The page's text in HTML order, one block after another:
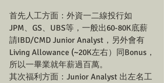
首先人工方面：外資一二線投行如
JPM、GS、UBS等，一般出60-80K底薪
請IBD/CMD Junior Analyst，另外會有
Living Allowance (~20K左右）同Bonus，
所以一畢業就年薪過百萬。
其次福利方面：Junior Analyst 出左名工